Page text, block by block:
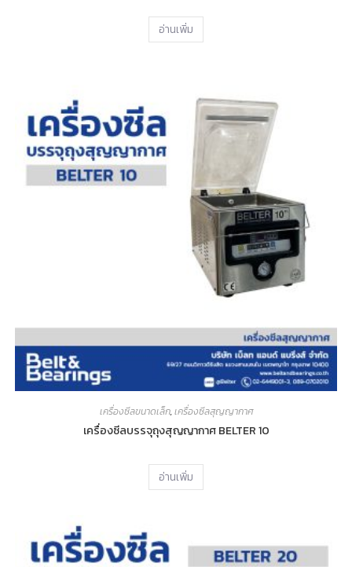
อ่านเพิ่ม
เครื่องซีลขนาดเล็ก,เครื่องซีลสุญญากาศ
เครื่องซีลบรรจุถุงสุญญากาศ BELTER 10
อ่านเพิ่ม